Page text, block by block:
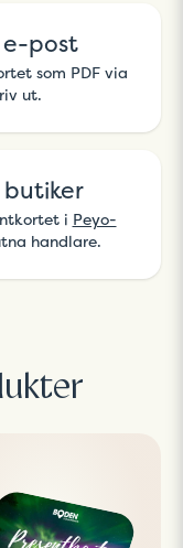
e-post
som PDF via
ut.
i Peyo-
handlare.